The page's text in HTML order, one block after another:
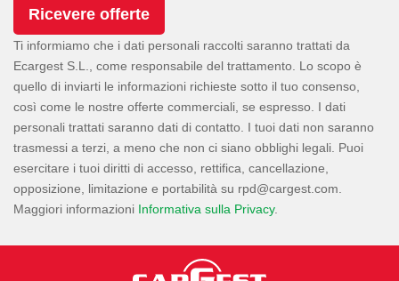
Ti informiamo che i dati personali raccolti saranno trattati da
Ecargest S.L., come responsabile del trattamento. Lo scopo è
quello di inviarti le informazioni richieste sotto il tuo consenso,
così come le nostre offerte commerciali, se espresso. I dati
personali trattati saranno dati di contatto. I tuoi dati non saranno
trasmessi a terzi, a meno che non ci siano obblighi legali. Puoi
esercitare i tuoi diritti di accesso, rettifica, cancellazione,
opposizione, limitazione e portabilità su
Maggiori informazioni Informativa sulla Privacy.